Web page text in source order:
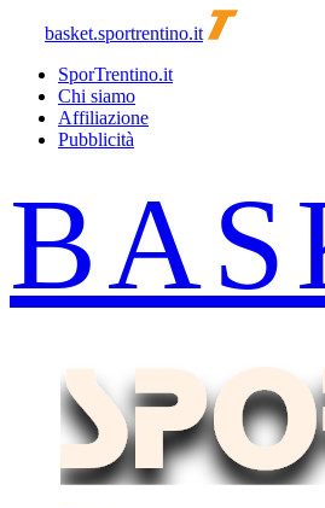
basket.sportrentino.it
SporTrentino.it
Chi siamo
Affiliazione
Pubblicità